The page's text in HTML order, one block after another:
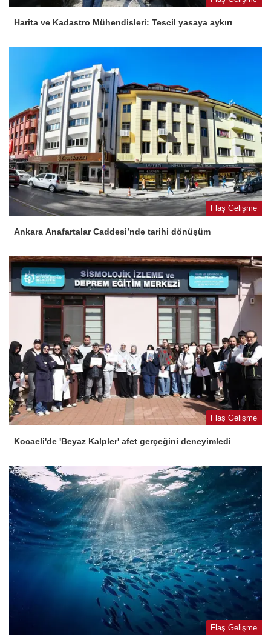
Harita ve Kadastro Mühendisleri: Tescil yasaya aykırı
Flaş Gelişme
Ankara Anafartalar Caddesi’nde tarihi dönüşüm
Flaş Gelişme
Kocaeli'de 'Beyaz Kalpler' afet gerçeğini deneyimledi
Flaş Gelişme